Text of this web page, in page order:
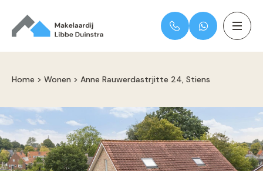
Home > Wonen > Anne Rauwerdastrjitte 24, Stiens